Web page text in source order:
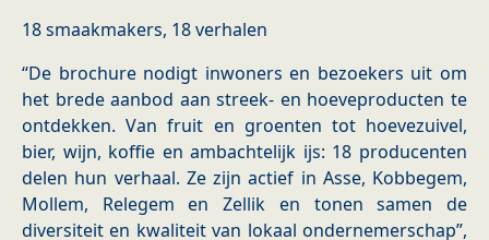
18 smaakmakers, 18 verhalen
“De brochure nodigt inwoners en bezoekers uit om
het brede aanbod aan streek‑ en hoeveproducten te
ontdekken. Van fruit en groenten tot hoevezuivel,
bier, wijn, koffie en ambachtelijk ijs: 18 producenten
delen hun verhaal. Ze zijn actief in Asse, Kobbegem,
Mollem, Relegem en Zellik en tonen samen de
diversiteit en kwaliteit van lokaal ondernemerschap”,